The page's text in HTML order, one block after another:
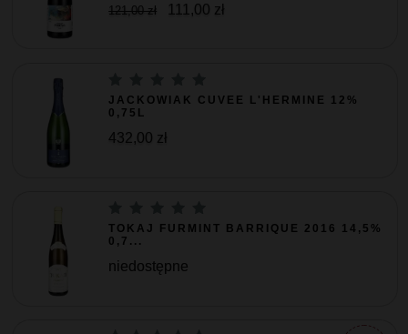
121,00 zł 111,00 zł
JACKOWIAK CUVEE L'HERMINE 12%
0,75L
432,00 zł
TOKAJ FURMINT BARRIQUE 2016 14,5%
0,7...
niedostępne